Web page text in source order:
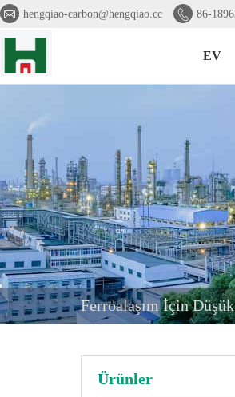
 hengqiao-carbon@hengqiao.cc  86-
EV
Ferroalaşım İçin
Ürünler